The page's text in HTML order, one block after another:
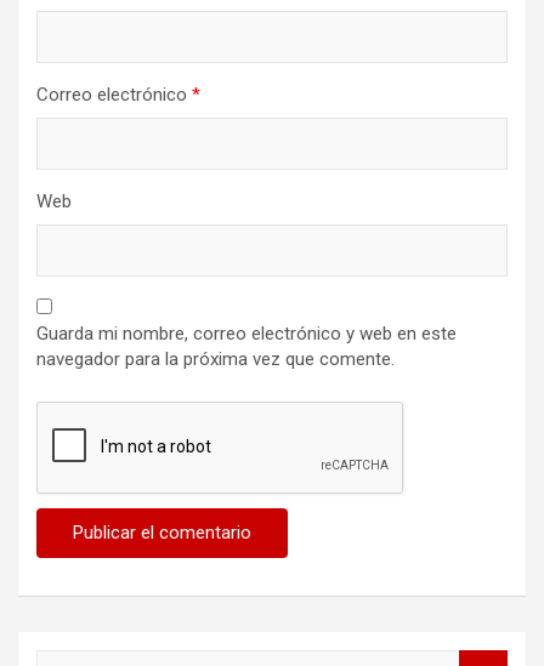
Correo electrónico *
Web
Guarda mi nombre, correo electrónico y web en este
navegador para la próxima vez que comente.